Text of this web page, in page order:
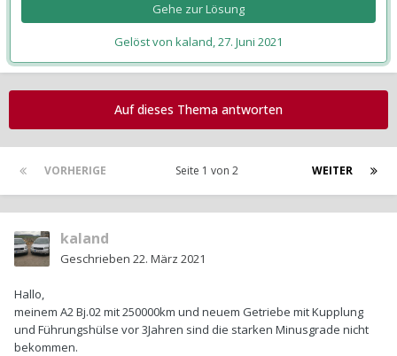
Gehe zur Lösung
Gelöst von kaland,27. Juni 2021
Auf dieses Thema antworten
VORHERIGE WEITER
Seite 1 von 2
kaland
Geschrieben 22. März 2021
Hallo,
meinem A2 Bj.02 mit 250000km und neuem Getriebe mit Kupplung
und Führungshülse vor 3Jahren sind die starken Minusgrade nicht
bekommen.